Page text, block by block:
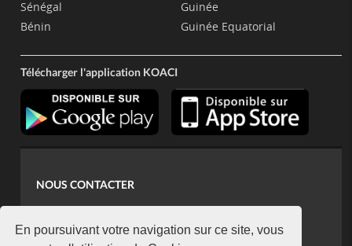
En poursuivant votre navigation sur ce site, vous
Sénégal
Bénin
Guinée
Guinée Equatorial
Télécharger l'application KOACI
NOUS CONTACTER
koaci@yahoo.fr